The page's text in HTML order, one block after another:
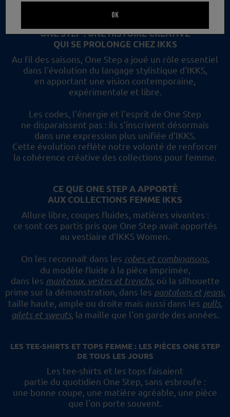
ONE STEP : UNE HISTOIRE CRÉATIVE
QUI SE PROLONGE CHEZ IKKS
Au fil des saisons, One Step a joué un rôle essentiel
dans l'évolution du langage stylistique d'IKKS,
en apportant une vision contemporaine,
expérimentale et libre.
Les codes, l'énergie et l'esprit de One Step
ne disparaissent pas : ils s'inscrivent désormais
dans une expression plus unifiée d'IKKS.
Cette évolution reflète notre volonté de renforcer
la cohérence créative des collections pour femme.
CE QUE ONE STEP A APPORTÉ
AUX COLLECTIONS FEMME IKKS
Allure libre, coupes fluides, matières vivantes :
ce sont ces partis pris que One Step avait apportés
au vestiaire d'IKKS Women.
On les reconnaît dans les robes et combinaisons,
du modèle fluide à la pièce imprimée,
dans les manteaux, vestes et trenchs, où la silhouette
prime sur la démonstration, dans les pantalons et jeans,
taille haute, ample ou droite mais aussi dans les pulls,
gilets et sweats, la maille que l'on garde des années.
LES TEE-SHIRTS ET TOPS FEMME : LES PIÈCES ONE STEP
DE TOUS LES JOURS
Les tee-shirts et les tops faisaient
partie du quotidien One Step, sans esbroufe :
une bonne coupe, une matière agréable, une pièce
que l'on porte souvent.
OK